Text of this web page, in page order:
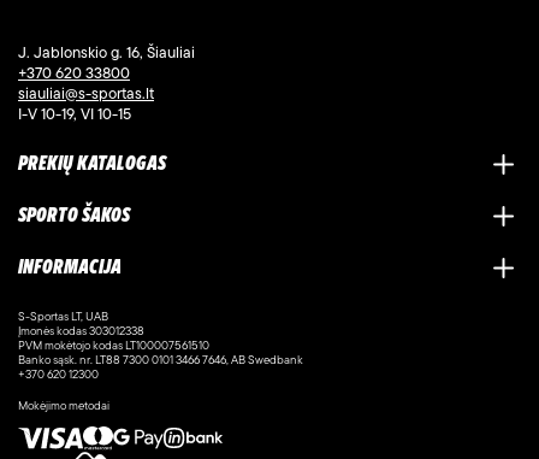
J. Jablonskio g. 16, Šiauliai
+370 620 33800
siauliai@s-sportas.lt
I-V 10-19, VI 10-15
PREKIŲ KATALOGAS
SPORTO ŠAKOS
INFORMACIJA
S-Sportas LT, UAB
Įmonės kodas 303012338
PVM mokėtojo kodas LT100007561510
Banko sąsk. nr. LT88 7300 0101 3466 7646, AB Swedbank
+370 620 12300
Mokėjimo metodai